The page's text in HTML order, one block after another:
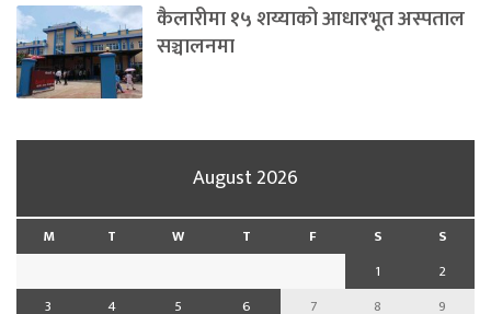
कैलारीमा १५ शय्याको आधारभूत अस्पताल
सञ्चालनमा
August 2026
M T W T F S
S
1
2
3
4 5 6 7 8
9